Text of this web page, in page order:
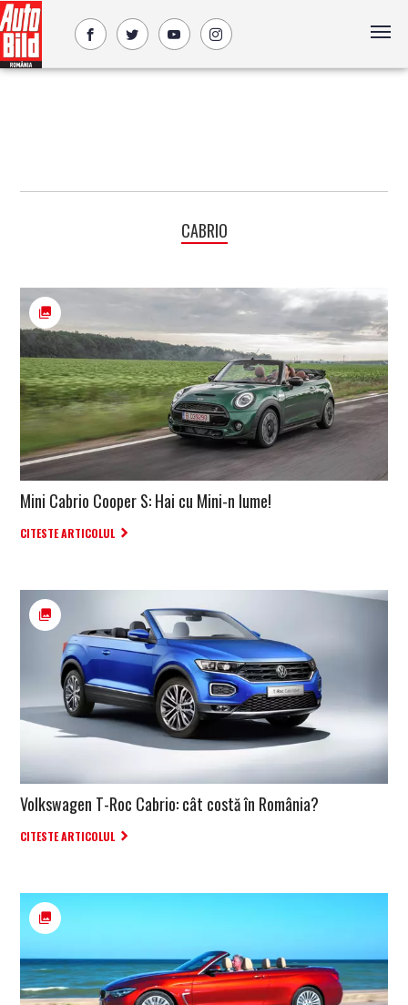
CABRIO
Mini Cabrio Cooper S: Hai cu Mini-n lume!
CITESTE ARTICOLUL
Volkswagen T-Roc Cabrio: cât costă în România?
CITESTE ARTICOLUL